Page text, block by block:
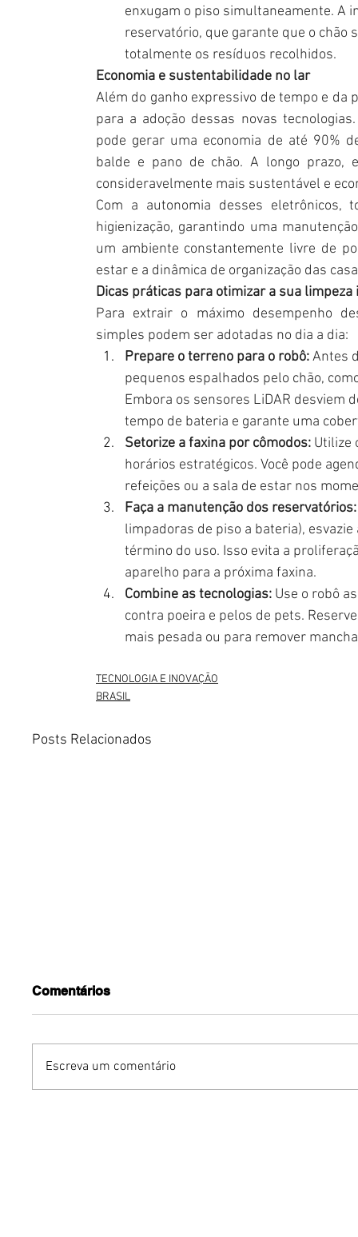
enxugam o piso simultaneamente. A
reservatório, que garante que o
totalmente os resíduos recolhidos.
Economia e sustentabilidade no lar
Além do ganho expressivo de tempo e da
para a adoção dessas novas
pode gerar uma economia de até 90%
balde e pano de chão. A longo prazo,
consideravelmente mais sustentável e
Com a autonomia desses eletrônicos,
higienização, garantindo uma
um ambiente constantemente livre de
estar e a dinâmica de organização das
Dicas práticas para otimizar a sua
Para extrair o máximo desempenho
simples podem ser adotadas no dia a dia:
Prepare o terreno para o robô: Antes
pequenos espalhados pelo chão,
Embora os sensores LiDAR desviem
tempo de bateria e garante uma
Setorize a faxina por cômodos: Utilize
horários estratégicos. Você pode
refeições ou a sala de estar nos
Faça a manutenção dos reservatórios:
limpadoras de piso a bateria),
término do uso. Isso evita a
aparelho para a próxima faxina.
Combine as tecnologias: Use o robô
contra poeira e pelos de pets.
mais pesada ou para remover
TECNOLOGIA E INOVAÇÃO
BRASIL
Posts Relacionados
Comentários
Escreva um comentário